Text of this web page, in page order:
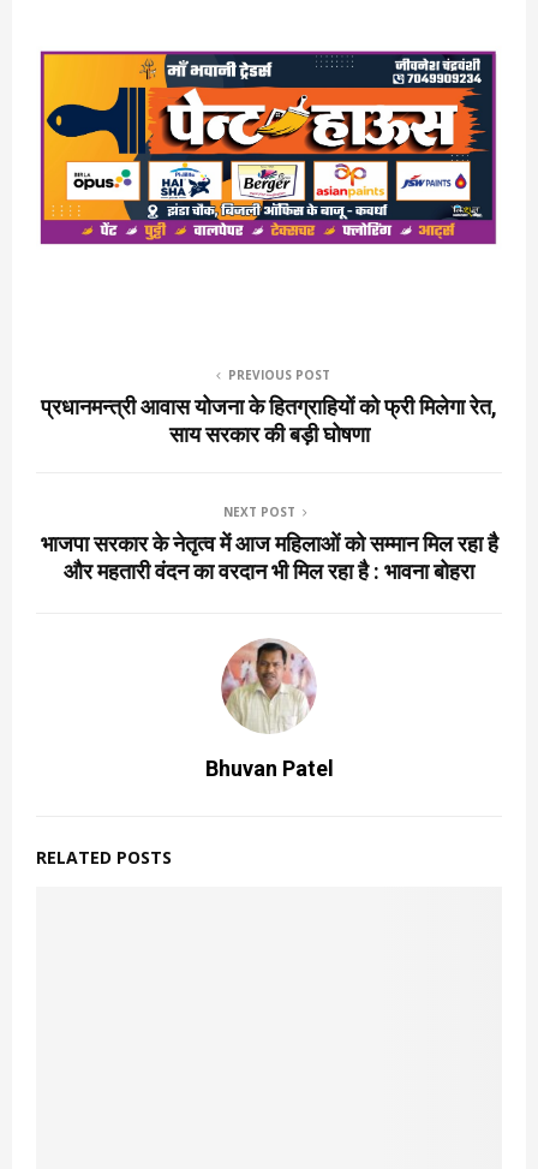
PREVIOUS POST
प्रधानमन्त्री आवास योजना के हितग्राहियों को फ्री मिलेगा रेत,
साय सरकार की बड़ी घोषणा
NEXT POST
भाजपा सरकार के नेतृत्व में आज महिलाओं को सम्मान मिल रहा है
और महतारी वंदन का वरदान भी मिल रहा है : भावना बोहरा
Bhuvan Patel
RELATED POSTS